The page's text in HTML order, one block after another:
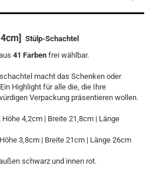
Stülp-Schachtel
41 Farben frei wählbar.
macht das Schenken oder
Highlight für alle die, die Ihre
Verpackung präsentieren wollen.
Höhe 4,2cm | Breite 21,8cm | Länge
3,8cm | Breite 21cm | Länge 26cm
schwarz und innen rot.